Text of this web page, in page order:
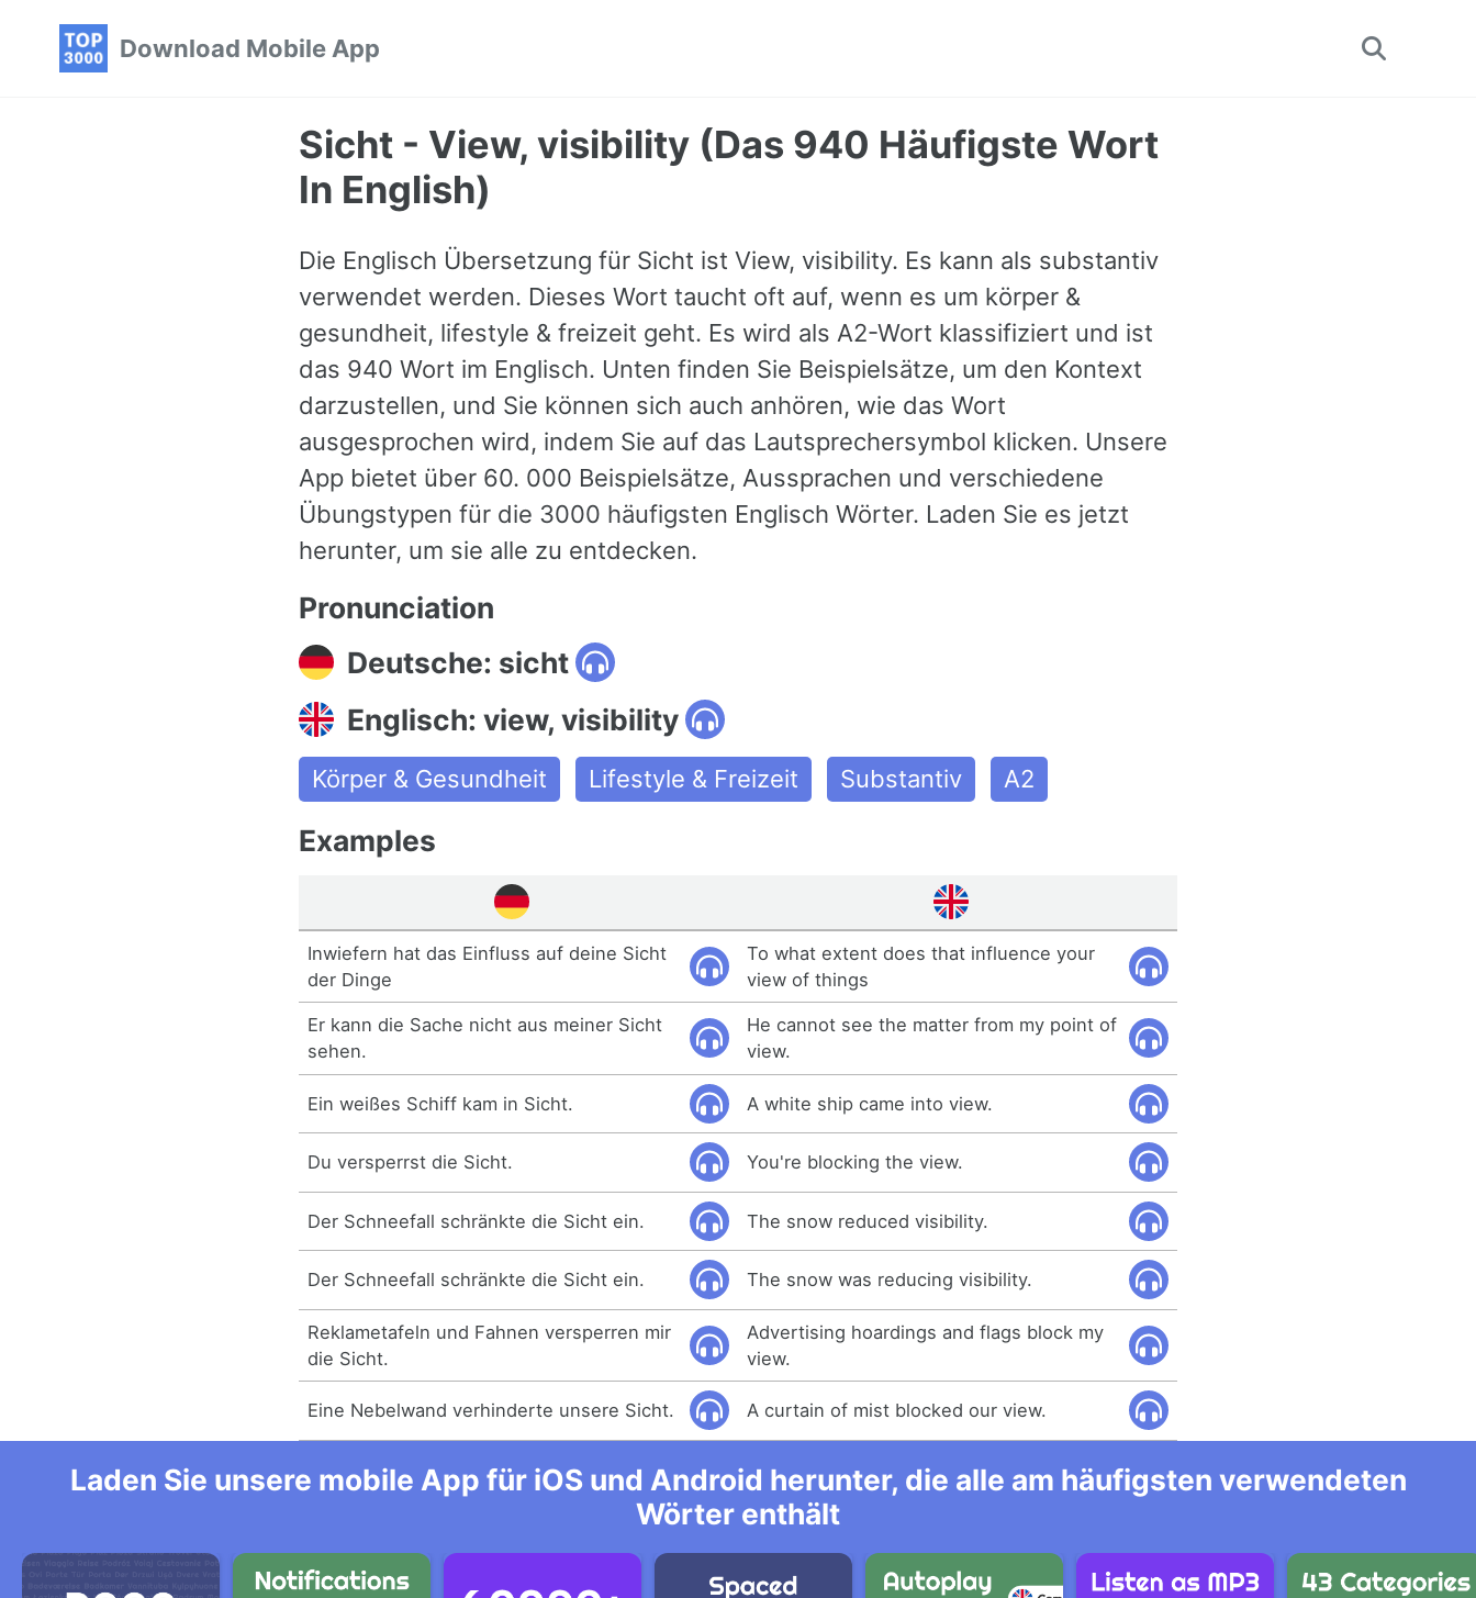
Download Mobile App
Toggle
Sicht - View, visibility (Das 940 Häufigste Wort
In English)
Die Englisch Übersetzung für Sicht ist View, visibility. Es kann als substantiv
verwendet werden. Dieses Wort taucht oft auf, wenn es um körper &
gesundheit, lifestyle & freizeit geht. Es wird als A2-Wort klassifiziert und ist
das 940 Wort im Englisch. Unten finden Sie Beispielsätze, um den Kontext
darzustellen, und Sie können sich auch anhören, wie das Wort
ausgesprochen wird, indem Sie auf das Lautsprechersymbol klicken. Unsere
App bietet über 60. 000 Beispielsätze, Aussprachen und verschiedene
Übungstypen für die 3000 häufigsten Englisch Wörter. Laden Sie es jetzt
herunter, um sie alle zu entdecken.
Pronunciation
Deutsche: sicht
Englisch: view, visibility
Körper & Gesundheit Lifestyle & Freizeit Substantiv A2
Examples
Inwiefern hat das Einfluss auf deine Sicht
der Dinge
To what extent does that influence your
view of things
Er kann die Sache nicht aus meiner Sicht
sehen.
He cannot see the matter from my point of
view.
Ein weißes Schiff kam in Sicht. A white ship came into view.
Du versperrst die Sicht. You're blocking the view.
Der Schneefall schränkte die Sicht ein. The snow reduced visibility.
Der Schneefall schränkte die Sicht ein. The snow was reducing visibility.
Reklametafeln und Fahnen versperren mir
die Sicht.
Advertising hoardings and flags block my
view.
Eine Nebelwand verhinderte unsere Sicht. A curtain of mist blocked our view.
Laden Sie unsere mobile App für iOS und Android herunter, die alle am häufigsten verwendeten
Wörter enthält